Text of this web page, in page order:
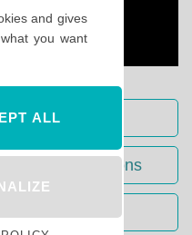
complet
les informations
and gives
you want
ALL